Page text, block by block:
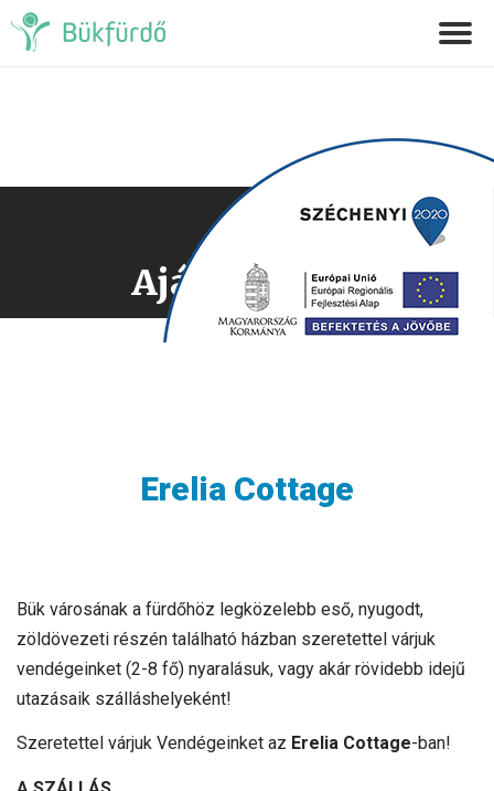
Ajánlatkérés
Erelia Cottage
Bük városának a fürdőhöz legközelebb eső, nyugodt,
zöldövezeti részén található házban szeretettel várjuk
vendégeinket (2-8 fő) nyaralásuk, vagy akár rövidebb idejű
utazásaik szálláshelyeként!
Szeretettel várjuk Vendégeinket az Erelia Cottage-ban!